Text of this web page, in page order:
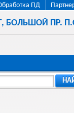
ПД
, БОЛЬШОЙ ПР.